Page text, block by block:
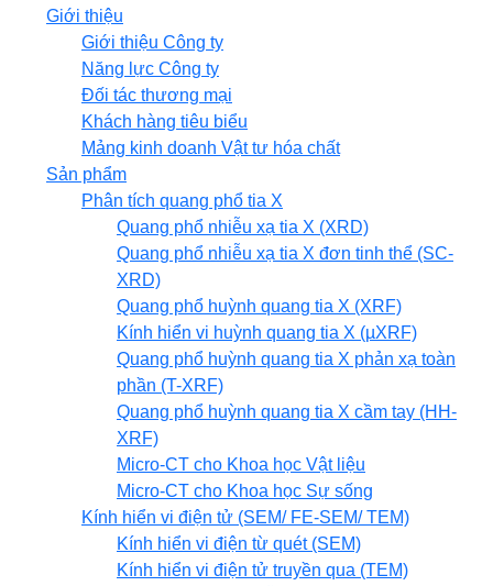
Giới thiệu
Giới thiệu Công ty
Năng lực Công ty
Đối tác thương mại
Khách hàng tiêu biểu
Mảng kinh doanh Vật tư hóa chất
Sản phẩm
Phân tích quang phổ tia X
Quang phổ nhiễu xạ tia X (XRD)
Quang phổ nhiễu xạ tia X đơn tinh thể (SC-
XRD)
Quang phổ huỳnh quang tia X (XRF)
Kính hiển vi huỳnh quang tia X (µXRF)
Quang phổ huỳnh quang tia X phản xạ toàn
phần (T-XRF)
Quang phổ huỳnh quang tia X cầm tay (HH-
XRF)
Micro-CT cho Khoa học Vật liệu
Micro-CT cho Khoa học Sự sống
Kính hiển vi điện tử (SEM/ FE-SEM/ TEM)
Kính hiển vi điện từ quét (SEM)
Kính hiển vi điện tử truyền qua (TEM)